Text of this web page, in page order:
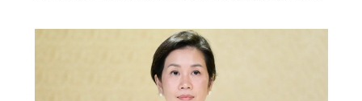
ระทบจากสถานการณ์น้ำป่าไหลหลากในจังหวัดเชียงราย